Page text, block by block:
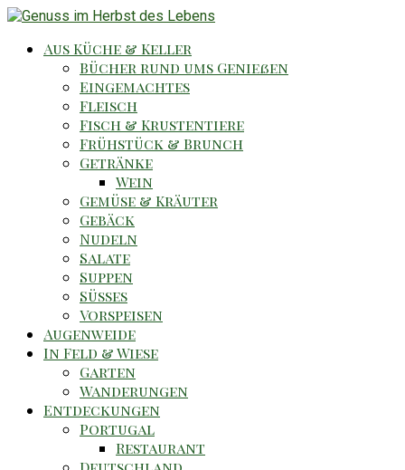
Aus Küche & Keller
Bücher rund ums Genießen
Eingemachtes
Fleisch
Fisch & Krustentiere
Frühstück & Brunch
Getränke
Wein
Gemüse & Kräuter
Gebäck
Nudeln
Salate
Suppen
Süsses
Vorspeisen
Augenweide
In Feld & Wiese
Garten
Wanderungen
Entdeckungen
Portugal
Restaurant